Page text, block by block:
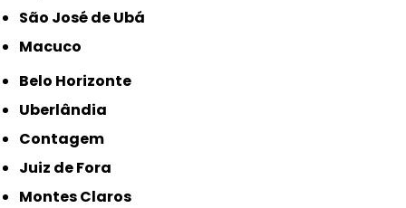
São José de Ubá
Macuco
Belo Horizonte
Uberlândia
Contagem
Juiz de Fora
Montes Claros